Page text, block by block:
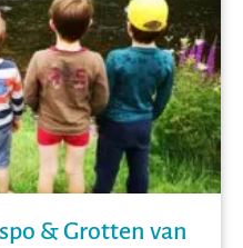
& Grotten van